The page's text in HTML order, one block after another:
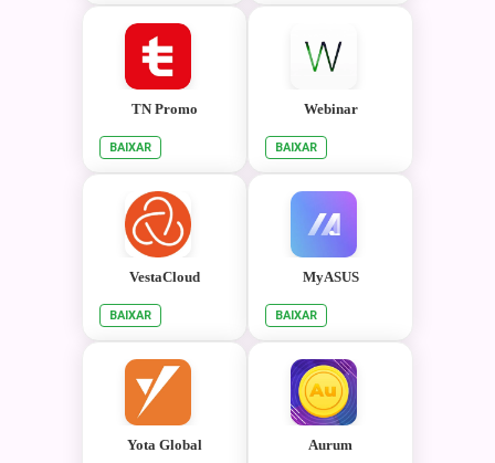
TN Promo
BAIXAR
Webinar
BAIXAR
VestaCloud
BAIXAR
MyASUS
BAIXAR
Yota Global Aurum